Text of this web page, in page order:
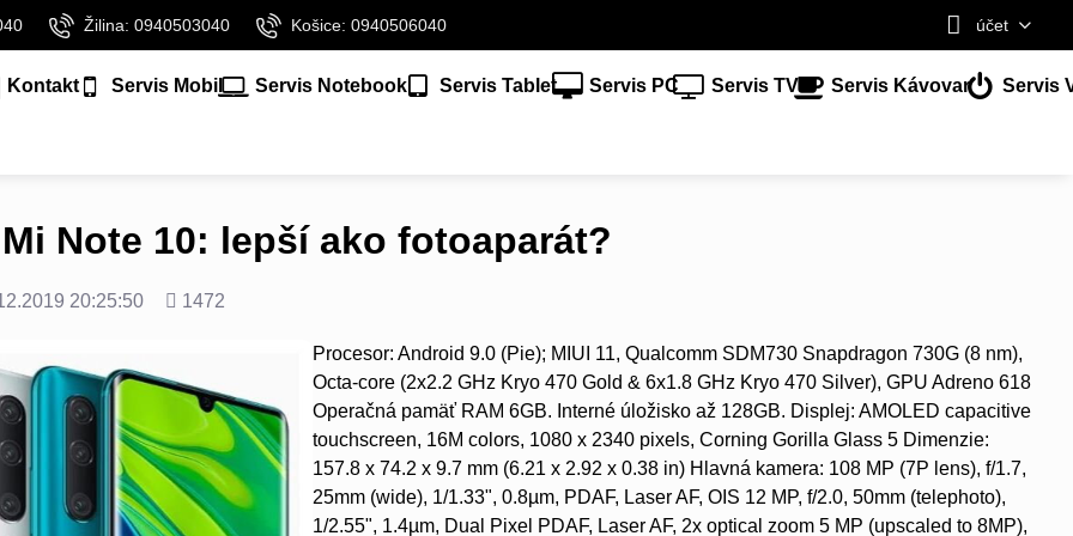
Žilina: 0940503040 Košice: 0940506040 účet
Kontakt Servis Mobil Servis Notebook Servis Tablet Servis PC Servis TV Servis Kávovar Servis
Note 10: lepší ako fotoaparát?
20:25:50
Počet
1472
Procesor: Android 9.0 (Pie); MIUI 11, Qualcomm SDM730 Snapdragon 730G (8 nm),
Octa-core (2x2.2 GHz Kryo 470 Gold & 6x1.8 GHz Kryo 470 Silver), GPU Adreno 618
Operačná pamäť RAM 6GB. Interné úložisko až 128GB. Displej: AMOLED capacitive
touchscreen, 16M colors, 1080 x 2340 pixels, Corning Gorilla Glass 5 Dimenzie:
157.8 x 74.2 x 9.7 mm (6.21 x 2.92 x 0.38 in) Hlavná kamera: 108 MP (7P lens), f/1.7,
25mm (wide), 1/1.33", 0.8µm, PDAF, Laser AF, OIS 12 MP, f/2.0, 50mm (telephoto),
1/2.55", 1.4µm, Dual Pixel PDAF, Laser AF, 2x optical zoom 5 MP (upscaled to 8MP),